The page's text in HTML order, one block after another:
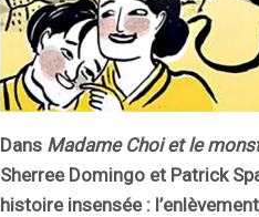
Dans Madame Choi et le
Sherree Domingo et Patrick
histoire insensée :